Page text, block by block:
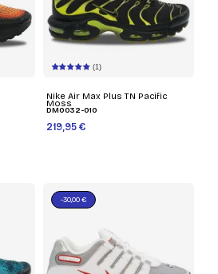
(1)
Nike Air Max Plus TN Pacific
Moss
DM0032-010
219,95 €
-30,00 €